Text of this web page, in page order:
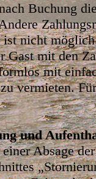
Buchung
ist nicht
Gast mit den
mit
vermieten.
und
Absage